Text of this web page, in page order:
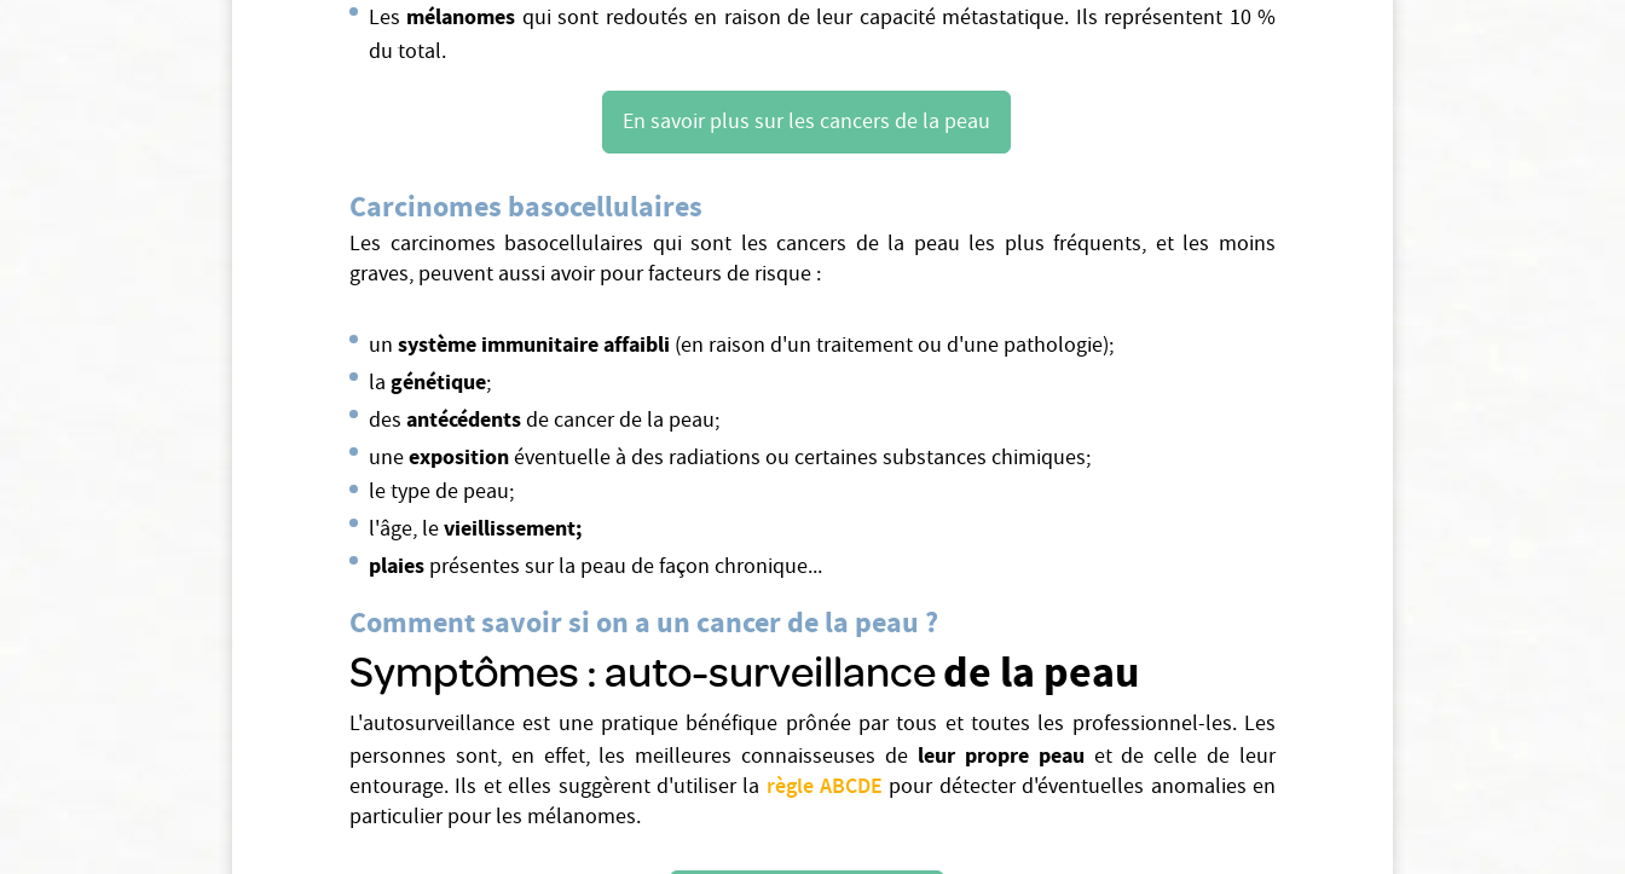
Les mélanomes qui sont redoutés en raison de leur capacité métastatique. Ils représentent 10 %
du total.
En savoir plus sur les cancers de la peau
Carcinomes basocellulaires
Les carcinomes basocellulaires qui sont les cancers de la peau les plus fréquents, et les moins
graves, peuvent aussi avoir pour facteurs de risque :
un système immunitaire affaibli (en raison d'un traitement ou d'une pathologie);
la génétique;
des antécédentsde cancer de la peau;
uneexpositionéventuelle à des radiations ou certaines substances chimiques;
le type de peau;
l'âge, levieillissement;
plaies présentes sur la peau de façon chronique...
Comment savoir si on a un cancer de la peau ?
Symptômes : auto-surveillancede la peau
L'autosurveillance est une pratique bénéfique prônée par tous et toutes les professionnel-les. Les
personnes sont, en effet, les meilleures connaisseuses de leur propre peau et de celle de leur
entourage. Ils et elles suggèrent d'utiliser la règle ABCDE pour détecter d'éventuelles anomalies en
particulier pour les mélanomes.